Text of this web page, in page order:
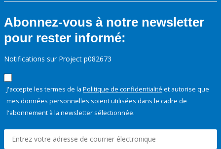
Abonnez-vous à notre newsletter
pour rester informé:
Notifications sur Project p082673
J'accepte les termes de la Politique de confidentialité et autorise que
mes données personnelles soient utilisées dans le cadre de
l'abonnement à la newsletter sélectionnée.